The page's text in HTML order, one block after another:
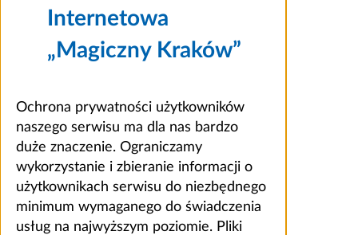
Internetowa
„Magiczny Kraków”
Ochrona prywatności użytkowników
naszego serwisu ma dla nas bardzo
duże znaczenie. Ograniczamy
wykorzystanie i zbieranie informacji o
użytkownikach serwisu do niezbędnego
minimum wymaganego do świadczenia
usług na najwyższym poziomie. Pliki